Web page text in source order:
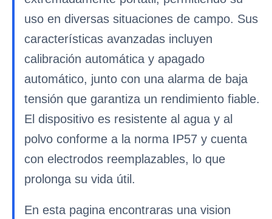
uso en diversas situaciones de campo. Sus
características avanzadas incluyen
calibración automática y apagado
automático, junto con una alarma de baja
tensión que garantiza un rendimiento fiable.
El dispositivo es resistente al agua y al
polvo conforme a la norma IP57 y cuenta
con electrodos reemplazables, lo que
prolonga su vida útil.
En esta pagina encontraras una vision